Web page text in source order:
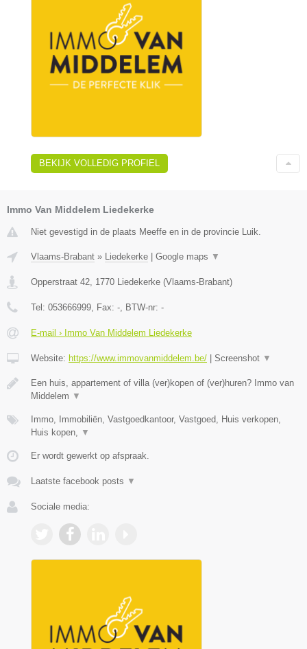
BEKIJK VOLLEDIG PROFIEL
Immo Van Middelem Liedekerke
Niet gevestigd in de plaats Meeffe en in de provincie Luik.
Vlaams-Brabant » Liedekerke Google maps ▼
Opperstraat 42 1770 Liedekerke (Vlaams-Brabant)
Tel: 053666999 , Fax: - , BTW-nr: -
E-mail › Immo Van Middelem Liedekerke
Website: https://www.immovanmiddelem.be/ Screenshot ▼
Een huis, appartement of villa (ver)kopen of (ver)huren? Immo van
Middelem ▼
Immo, Immobiliën, Vastgoedkantoor, Vastgoed, Huis verkopen,
Huis kopen,
▼
Er wordt gewerkt op afspraak.
Laatste facebook posts ▼
Sociale media: